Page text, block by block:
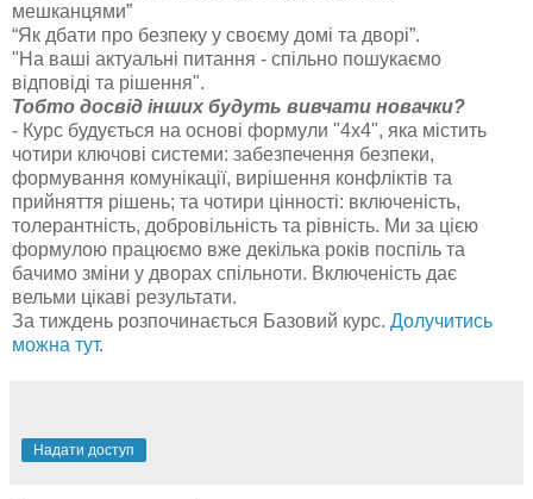
мешканцями”
“Як дбати про безпеку у своєму домі та дворі”.
"На ваші актуальні питання - спільно пошукаємо
відповіді та рішення".
Тобто досвід інших будуть вивчати новачки?
- Курс будується на основі формули "4x4", яка містить
чотири ключові системи: забезпечення безпеки,
формування комунікації, вирішення конфліктів та
прийняття рішень; та чотири цінності: включеність,
толерантність, добровільність та рівність. Ми за цією
формулою працюємо вже декілька років поспіль та
бачимо зміни у дворах спільноти. Включеність дає
вельми цікаві результати.
За тиждень розпочинається Базовий курс. Долучитись
можна тут.
Надати доступ